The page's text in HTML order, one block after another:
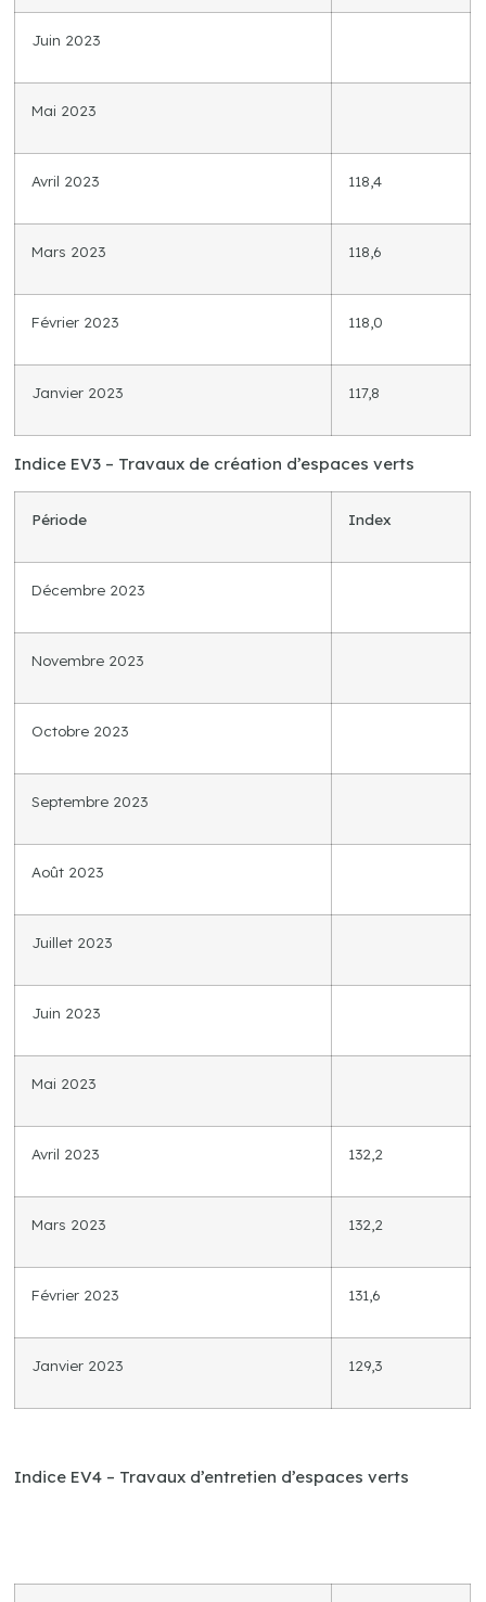
Juin 2023
Mai 2023
Avril 2023 118,4
Mars 2023 118,6
Février 2023 118,0
Janvier 2023 117,8
Indice EV3 – Travaux de création d’espaces verts
Période Index
Décembre 2023
Novembre 2023
Octobre 2023
Septembre 2023
Août 2023
Juillet 2023
Juin 2023
Mai 2023
Avril 2023 132,2
Mars 2023 132,2
Février 2023 131,6
Janvier 2023 129,3
Indice EV4 – Travaux d’entretien d’espaces verts